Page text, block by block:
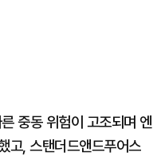
중동 위험이 고조되며 엔
고, 스탠더드앤드푸어스